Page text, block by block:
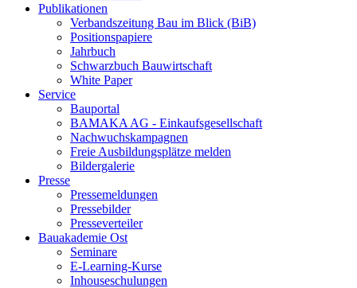
Publikationen
Verbandszeitung Bau im Blick (BiB)
Positionspapiere
Jahrbuch
Schwarzbuch Bauwirtschaft
White Paper
Service
Bauportal
BAMAKA AG - Einkaufsgesellschaft
Nachwuchskampagnen
Freie Ausbildungsplätze melden
Bildergalerie
Presse
Pressemeldungen
Pressebilder
Presseverteiler
Bauakademie Ost
Seminare
E-Learning-Kurse
Inhouseschulungen